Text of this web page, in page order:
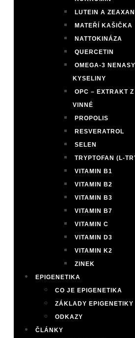
LUTEIN A
MATEŘÍ KAŠIČKA
NATTOKINÁZA
QUERCETIN
OMEGA-3
KYSELINY
OPC – EXTRAKT
VINNÉ
PROPOLIS
RESVERATROL
SELEN
TRYPTOFAN (L-
VITAMIN B1
VITAMIN B2
VITAMIN B3
VITAMIN B7
VITAMIN C
VITAMIN D3
VITAMIN K2
ZINEK
EPIGENETIKA
CO JE EPIGENETIKA
ZÁKLADY EPIGENETIKY
ODKAZY
ČLÁNKY